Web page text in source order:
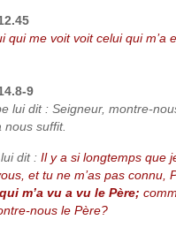
qui me voit voit celui qui m’a
9
lui dit : Seigneur, montre-
nous suffit.
dit : Il y a si longtemps que
et tu ne m’as pas connu,
m’a vu a vu le Père;
nous le Père?